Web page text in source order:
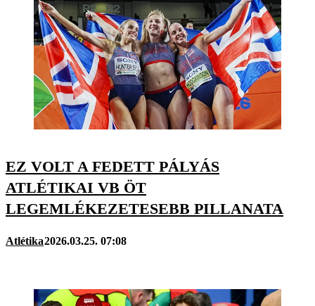
EZ VOLT A FEDETT PÁLYÁS
ATLÉTIKAI VB ÖT
LEGEMLÉKEZETESEBB PILLANATA
Atlétika2026.03.25. 07:08